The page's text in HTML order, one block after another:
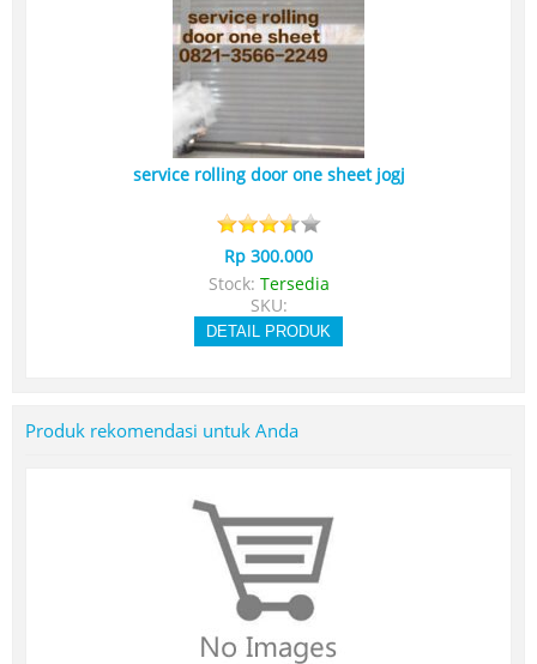
service rolling door one sheet jogj
Rp 300.000
Stock: Tersedia
SKU:
DETAIL PRODUK
Produk rekomendasi untuk Anda